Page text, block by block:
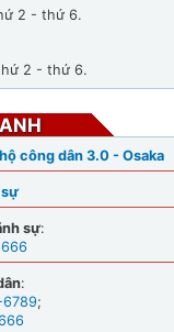
2 - thứ 6.
2 - thứ 6.
công dân 3.0 - Osaka
sự:
:
;